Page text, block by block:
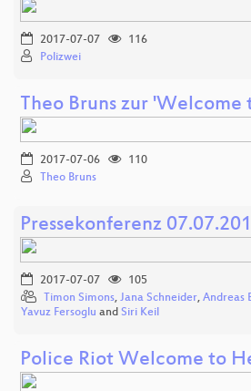
2017-07-07
116
Polizwei
Theo Bruns zur
2017-07-06
110
Theo Bruns
Pressekonferenz
2017-07-07
105
Timon Simons, Jana Schneider, Andreas
Yavuz Fersoglu and Siri Keil
Police Riot Welcome to